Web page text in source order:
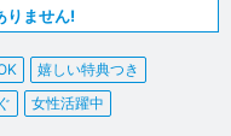
りません!
嬉しい特典つき
女性活躍中